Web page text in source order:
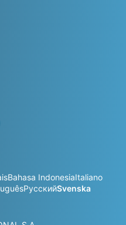
Bahasa IndonesiaItaliano
РусскийSvenska